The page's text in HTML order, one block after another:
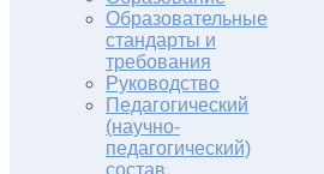
Образовательные
стандарты и
требования
Руководство
Педагогический
(научно-
педагогический)
состав